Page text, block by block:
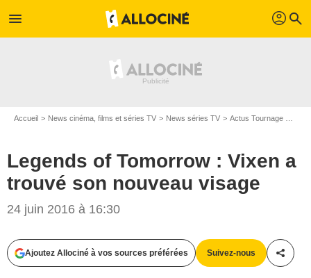
menu profil search
Accueil News cinéma, films et séries TV News séries TV Actus Tournage Séries TV
Legends of Tomorrow : Vixen a
trouvé son nouveau visage
24 juin 2016 à 16:30
Ajoutez Allociné à vos sources préférées Suivez-nous
The CW